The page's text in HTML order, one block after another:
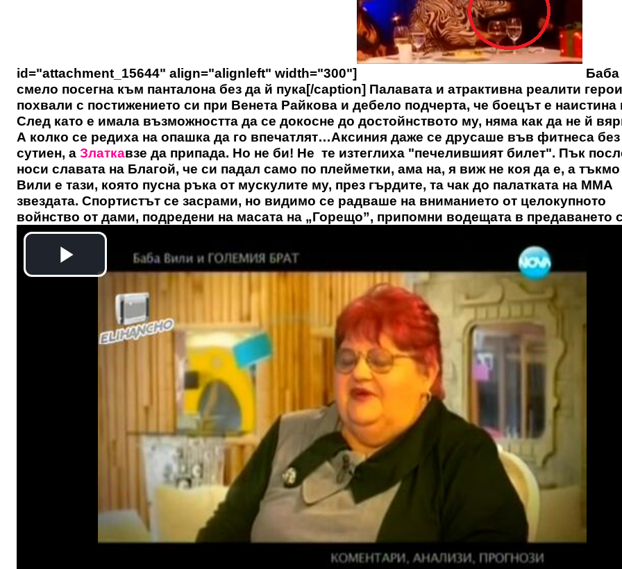
id="attachment_15644" align="alignleft" width="300"]
смело посегна към панталона без да й пука[/caption] Палавата и атрактивна реалити
похвали с постижението си при Венета Райкова и дебело подчерта, че боецът е
След като е имала възможността да се докосне до достойнството му, няма как да не й
А колко се редиха на опашка да го впечатлят…Аксиния даже се друсаше във фитнеса без
сутиен, а Златкавзе да припада. Но не би! Не те изтеглиха "печелившият билет". Пък
носи славата на Благой, че си падал само по плейметки, ама на, я виж не коя да е, а
Вили е тази, която пусна ръка от мускулите му, през гърдите, та чак до палатката на ММА
звездата. Спортистът се засрами, но видимо се радваше на вниманието от целокупното
войнство от дами, подредени на масата на „Горещо”, припомни водещата в предаването